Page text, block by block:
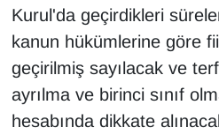
Kurul'da geçirdikleri
kanun hükümlerine göre
geçirilmiş sayılacak ve
ayrılma ve birinci sınıf
hesabında dikkate
YEREL